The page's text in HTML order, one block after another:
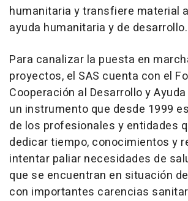
humanitaria y transfiere material
ayuda humanitaria y de desarrollo.
Para canalizar la puesta en
proyectos, el SAS cuenta con el
Cooperación al Desarrollo y
un instrumento que desde 1999
de los profesionales y entidades
dedicar tiempo, conocimientos y
intentar paliar necesidades de
que se encuentran en situación
con importantes carencias